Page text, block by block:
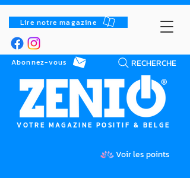
Lire notre magazine
RECHERCHE
Abonnez-vous
VOTRE MAGAZINE POSITIF & BELGE
Voir les points